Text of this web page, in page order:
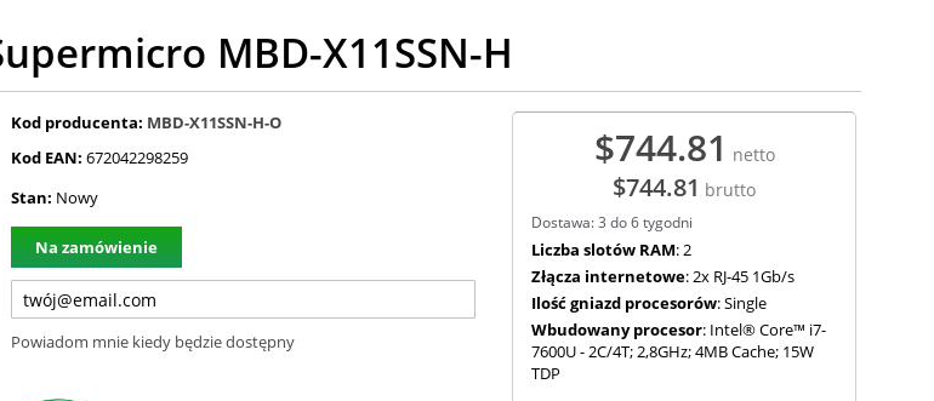
MBD-X11SSN-H
Kod producenta: MBD-X11SSN-H-O
Kod EAN: 672042298259
Stan: Nowy
Na zamówienie
Powiadom mnie kiedy będzie dostępny
$744.81 netto
$744.81 brutto
Dostawa: 3 do 6 tygodni
Liczba slotów RAM: 2
Złącza internetowe: 2x RJ-45 1Gb/s
Ilość gniazd procesorów: Single
Wbudowany procesor: Intel® Core™ i7-
7600U - 2C/4T; 2,8GHz; 4MB Cache; 15W
TDP